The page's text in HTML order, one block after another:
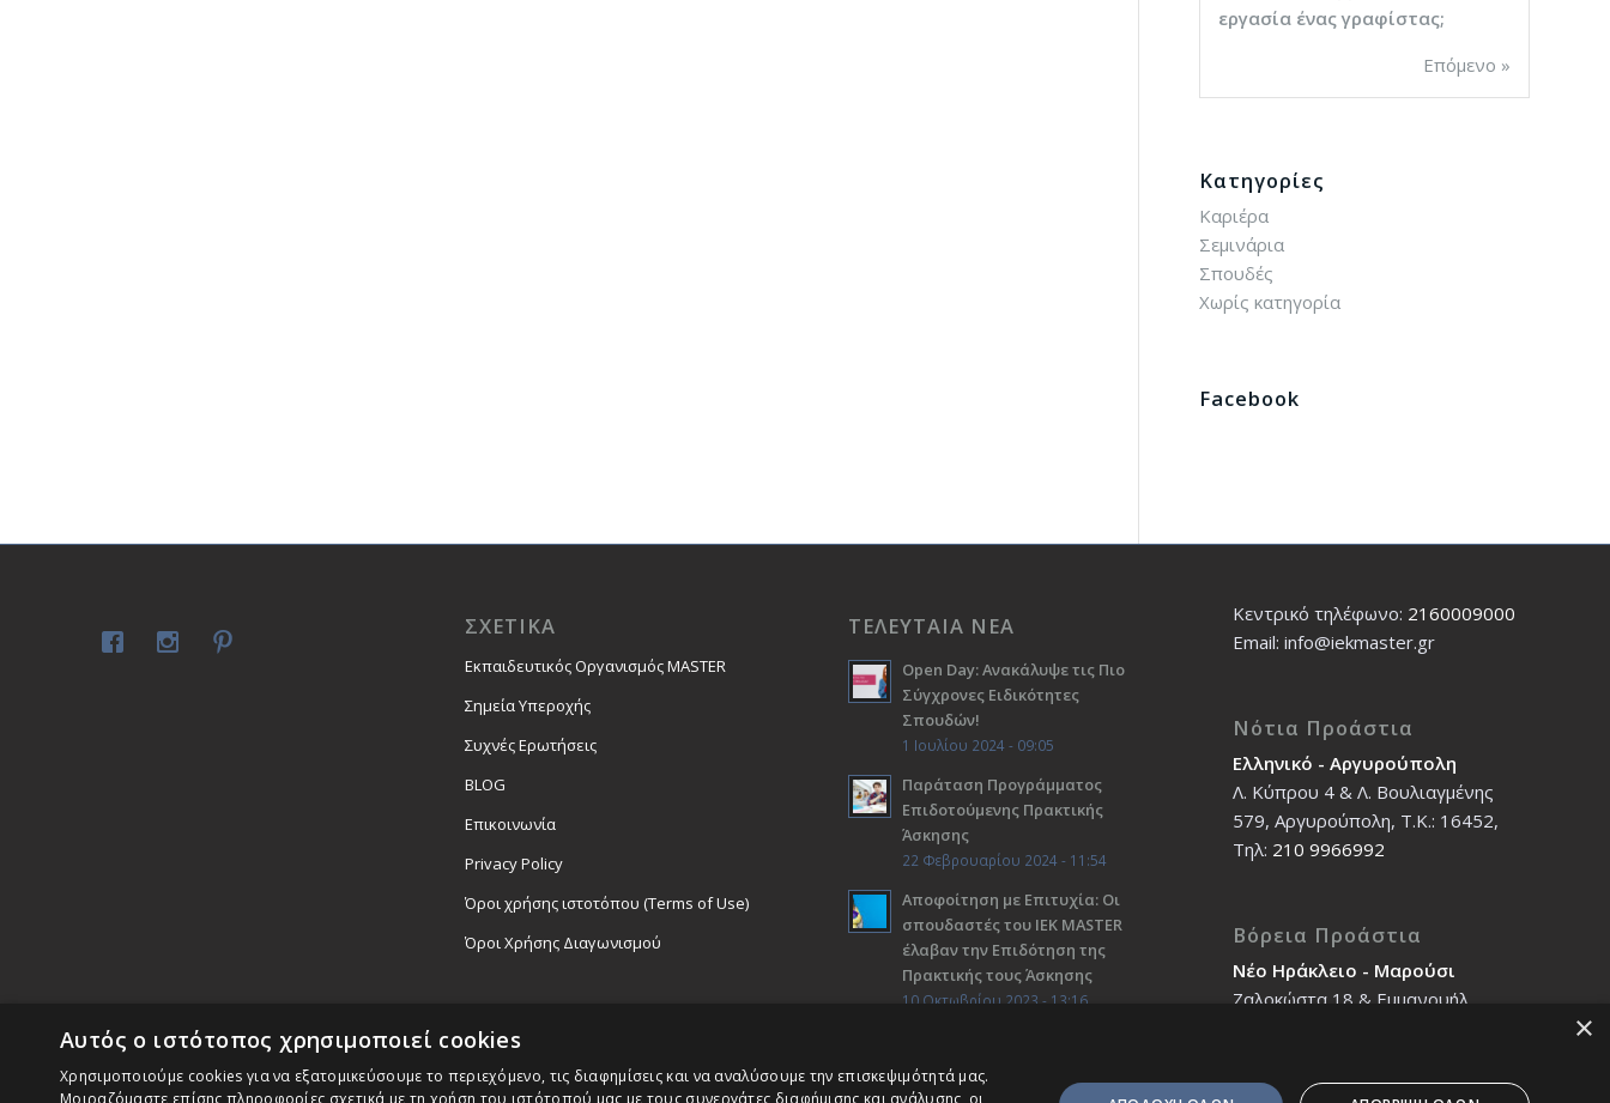
εργασία ένας γραφίστας;
Επόμενο »
Kατηγορίες
Καριέρα
Σεμινάρια
Σπουδές
Χωρίς κατηγορία
Facebook
ΣΧΕΤΙΚΑ
Εκπαιδευτικός Οργανισμός MASTER
Σημεία Υπεροχής
Συχνές Ερωτήσεις
BLOG
Επικοινωνία
Privacy Policy
Όροι χρήσης ιστοτόπου (Terms of Use)
Όροι Χρήσης Διαγωνισμού
ΤΕΛΕΥΤΑΙΑ ΝΕΑ
Open Day: Ανακάλυψε τις Πιο
Σύγχρονες Ειδικότητες
Σπουδών!
1 Ιουλίου 2024 - 09:05
Παράταση Προγράμματος
Επιδοτούμενης Πρακτικής
Άσκησης
22 Φεβρουαρίου 2024 - 11:54
Αποφοίτηση με Επιτυχία: Οι
σπουδαστές του ΙΕΚ ΜΑSTER
έλαβαν την Επιδότηση της
Πρακτικής τους Άσκησης
10 Οκτωβρίου 2023 - 13:16
Κεντρικό τηλέφωνο: 2160009000
Εmail: info@iekmaster.gr
Νότια Προάστια
Ελληνικό - Αργυρούπολη
Λ. Κύπρου 4 & Λ. Βουλιαγμένης
579, Αργυρούπολη, T.K.: 16452,
Τηλ: 210 9966992
Βόρεια Προάστια
Νέο Ηράκλειο - Μαρούσι
Ζαλοκώστα 18 & Εμμανουήλ
×
Αυτός ο ιστότοπος χρησιμοποιεί cookies
Χρησιμοποιούμε cookies για να εξατομικεύσουμε το περιεχόμενο, τις διαφημίσεις και να αναλύσουμε την επισκεψιμότητά μας.
Μοιραζόμαστε επίσης πληροφορίες σχετικά με τη χρήση του ιστότοπού μας με τους συνεργάτες διαφήμισης και ανάλυσης, οι